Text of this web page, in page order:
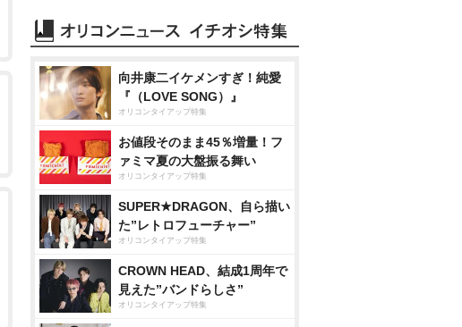
向井康二イケメンすぎ！純愛
『（LOVE SONG）』
オリコンタイアップ特集
お値段そのまま45％増量！フ
ァミマ夏の大盤振る舞い
オリコンタイアップ特集
SUPER★DRAGON、自ら描い
た”レトロフューチャー”
オリコンタイアップ特集
CROWN HEAD、結成1周年で
見えた”バンドらしさ”
オリコンタイアップ特集